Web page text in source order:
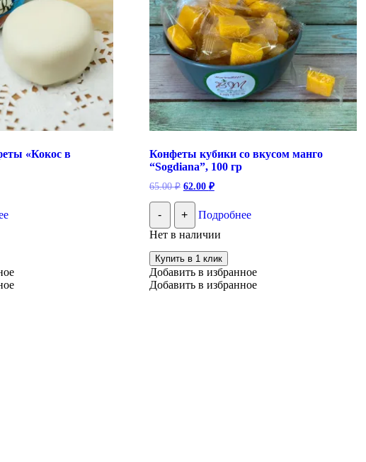
«Кокос в
Конфеты кубики со вкусом манго
“Sogdiana”, 100 гр
65.00₽ Первоначальная
составляла
65.00 ₽.
62.00 ₽Текущая
62.00 ₽.
- +
Подробнее
Нет в наличии
Купить в 1 клик
Добавить в избранное
Добавить в избранное